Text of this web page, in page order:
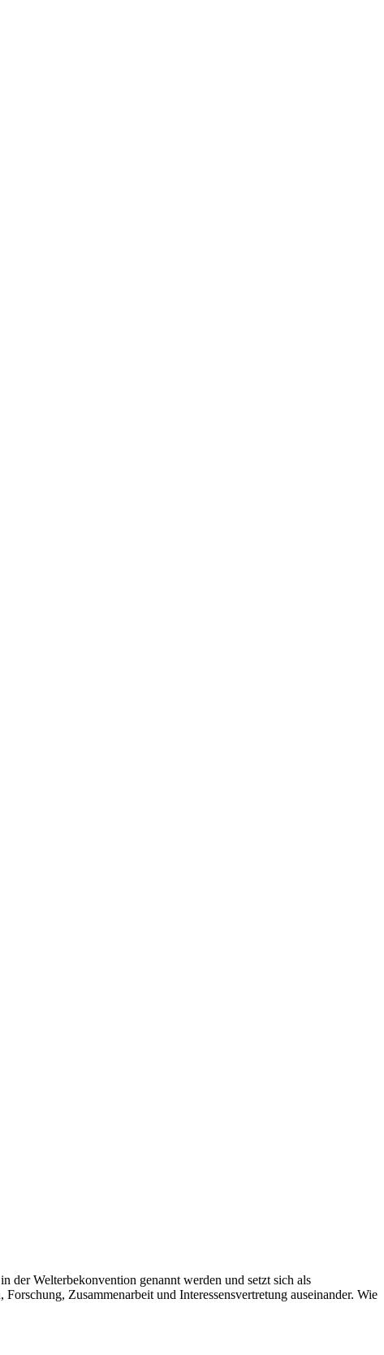
Welterbekonvention genannt werden und setzt sich als
Zusammenarbeit und Interessensvertretung auseinander. Wie